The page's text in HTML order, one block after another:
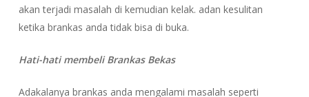
akan terjadi masalah di kemudian kelak. adan kesulitan
ketika brankas anda tidak bisa di buka.
Hati-hati membeli Brankas Bekas
Adakalanya brankas anda mengalami masalah seperti